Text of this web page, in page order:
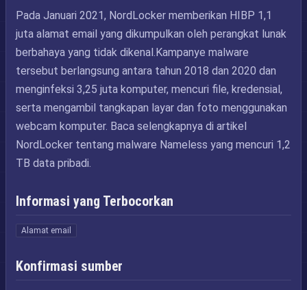
Pada Januari 2021, NordLocker memberikan HIBP 1,1
juta alamat email yang dikumpulkan oleh perangkat lunak
berbahaya yang tidak dikenal.Kampanye malware
tersebut berlangsung antara tahun 2018 dan 2020 dan
menginfeksi 3,25 juta komputer, mencuri file, kredensial,
serta mengambil tangkapan layar dan foto menggunakan
webcam komputer. Baca selengkapnya di artikel
NordLocker tentang malware Nameless yang mencuri 1,2
TB data pribadi.
Informasi yang Terbocorkan
Alamat email
Konfirmasi sumber